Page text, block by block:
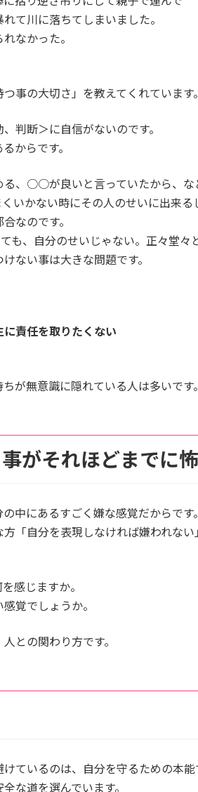
て川に落ちてしまいました。
なかった。
事の大切さ」を教えてくれています。
判断＞に自信がないのです。
からです。
る、○○が良いと言っていたから、な
いかない時にその人のせいに出来る
なのです。
も、自分のせいじゃない。正々堂々
ない事は大きな問題です。
責任を取りたくない
が無意識に隠れている人は多いです。
がそれほどまでに
中にあるすごく嫌な感覚だからです
「自分を表現しなければ嫌われな
感じますか。
覚でしょうか。
との関わり方です。
ているのは、自分を守るための本能
な道を選んでいます。